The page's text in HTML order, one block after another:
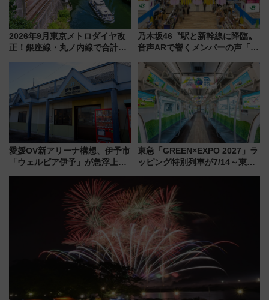
2026年9月東京メトロダイヤ改
正！銀座線・丸ノ内線で合計
乃木坂46〝駅と新幹線に降臨〟
音声ARで響くメンバーの声「真
愛媛OV新アリーナ構想、伊予市
「ウェルピア伊予」が急浮上！
で探る鉄道アクセスの未来
東急「GREEN×EXPO 2027」ラ
ッピング特別列車が7/14～東
ー！ 注目の編成やデザインまと
め